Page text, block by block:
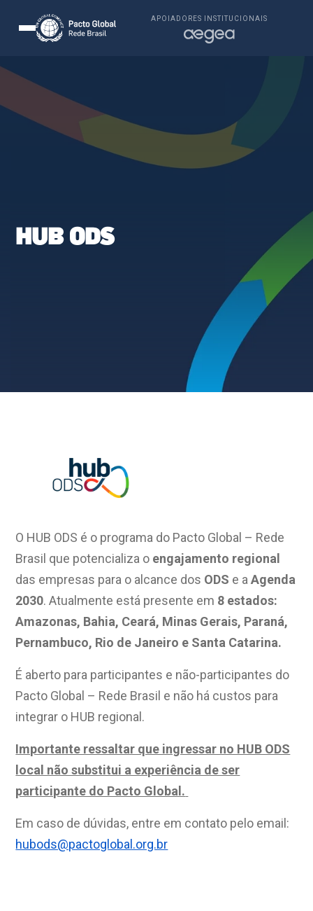
APOIADORES INSTITUCIONAIS
HUB ODS
O HUB ODS é o programa do Pacto Global – Rede
Brasil que potencializa o engajamento regional
das empresas para o alcance dos ODS e aAgenda
2030. Atualmente está presente em 8 estados:
Amazonas, Bahia, Ceará, Minas Gerais, Paraná,
Pernambuco, Rio de Janeiro e Santa Catarina.
É aberto para participantes e não-participantes do
Pacto Global – Rede Brasil e não há custos para
integrar o HUB regional.​
Importante ressaltar que ingressar no HUB ODS
local não substitui a experiência de ser
participante do Pacto Global.
Em caso de dúvidas, entre em contato pelo email:
hubods@pactoglobal.org.br